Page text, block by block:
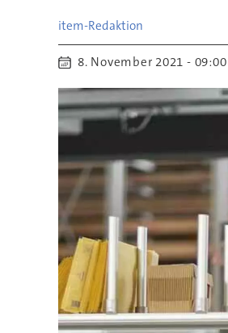
item-Redaktion
8. November 2021 - 09:00